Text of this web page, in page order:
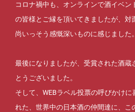
コロナ禍中も、オンラインで酒イベン
の皆様とご縁を頂いてきましたが、対
尚いっそう感慨深いものに感じました。
最後になりましたが、受賞された酒蔵
とうございました。
そして、WEBラベル投票の呼びかけに
れた、世界中の日本酒の仲間達に、こ